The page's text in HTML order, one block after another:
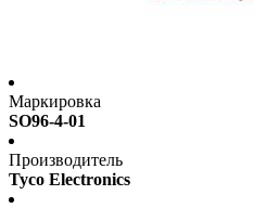
Маркировка
SO96-4-01
Производитель
Tyco Electronics